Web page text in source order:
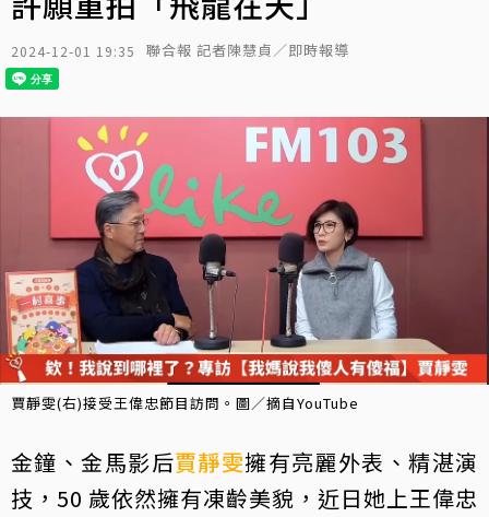
2024-12-01 19:35 聯合報 記者陳慧貞／即時報導
賈靜雯(右)接受王偉忠節目訪問。圖／摘自YouTube
金鐘、金馬影后賈靜雯擁有亮麗外表、精湛演
技，50 歲依然擁有凍齡美貌，近日她上王偉忠